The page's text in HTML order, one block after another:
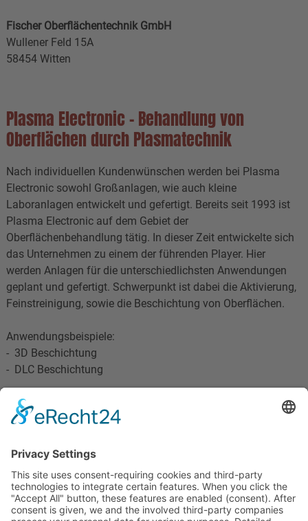
Fischer Oberflächentechnik GmbH
Wullener Feld 15A
58454 Witten
Plasma Electronic - Behandlung von
Oberflächen durch Plasmatechnik
Nach individuellen Kundenwünschen werden bei Plasma
Electronic sowohl Großanlagen, wie auch kleine
Laboranlagen entwickelt und gefertigt. Bereits seit 1993 ist
Plasma Electronic auf dem Gebiet der
Oberflächenbehandlung tätig. In dieser Zeit entwickelte sich
das Unternehmen zu einem der führenden Player. Hier
werden Anlagen für die unterschiedlichsten Anwendungen
geplant und gefertigt. Schwerpunkt ist dabei die Aktivierung,
Feinstreinigung, sowie die Beschichtung von Oberflächen.
Anwendungsbeispiele:
- 3D Beschichtung
- DLC Beschichtung
PLASMA ELECTRONIC GmbH
Otto-Lilienthal-Straße 2
Deutschland